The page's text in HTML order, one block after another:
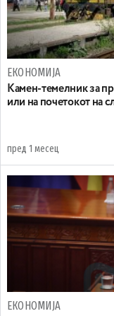
ЕКОНОМИЈА
Камен-темелник за
или на почетокот на
пред 1 месец
ЕКОНОМИЈА